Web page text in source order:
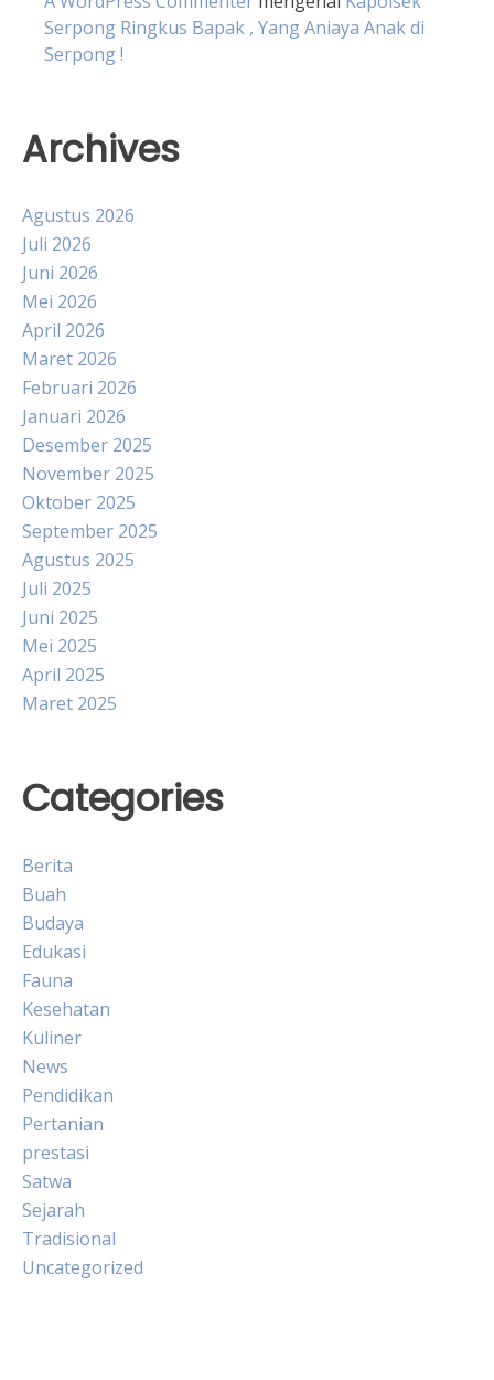
Serpong Ringkus Bapak , Yang Aniaya Anak di
Serpong !
Archives
Agustus 2026
Juli 2026
Juni 2026
Mei 2026
April 2026
Maret 2026
Februari 2026
Januari 2026
Desember 2025
November 2025
Oktober 2025
September 2025
Agustus 2025
Juli 2025
Juni 2025
Mei 2025
April 2025
Maret 2025
Categories
Berita
Buah
Budaya
Edukasi
Fauna
Kesehatan
Kuliner
News
Pendidikan
Pertanian
prestasi
Satwa
Sejarah
Tradisional
Uncategorized